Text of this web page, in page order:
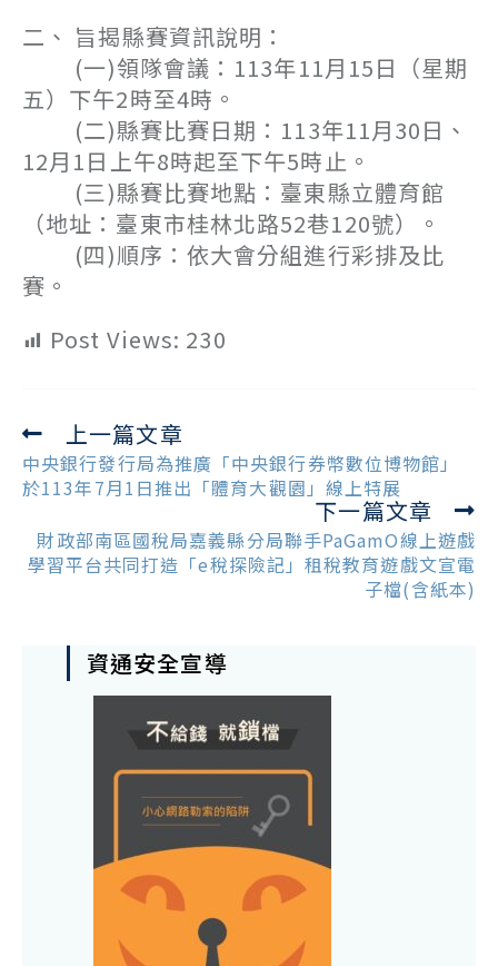
二、 旨揭縣賽資訊說明：
(一)領隊會議：113年11月15日（星期
五）下午2時至4時。
(二)縣賽比賽日期：113年11月30日、
12月1日上午8時起至下午5時止。
(三)縣賽比賽地點：臺東縣立體育館
（地址：臺東市桂林北路52巷120號）。
(四)順序：依大會分組進行彩排及比
賽。
Post Views: 230
Read
more
articles
上一篇文章
中央銀行發行局為推廣「中央銀行券幣數位博物館」
於113年7月1日推出「體育大觀園」線上特展
下一篇文章
財政部南區國稅局嘉義縣分局聯手PaGamO線上遊戲
學習平台共同打造「e稅探險記」租稅教育遊戲文宣電
子檔(含紙本)
資通安全宣導